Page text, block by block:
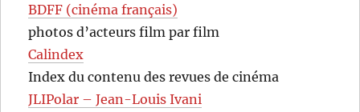
BDFF (cinéma français)
photos d’acteurs film par film
Calindex
Index du contenu des revues de cinéma
JLIPolar – Jean-Louis Ivani